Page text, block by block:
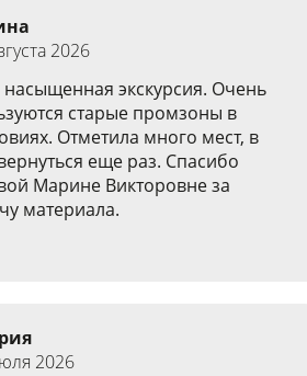
2026
экскурсия. Очень
старые промзоны в
Отметила много мест, в
еще раз. Спасибо
Марине Викторовне за
материала.
2026